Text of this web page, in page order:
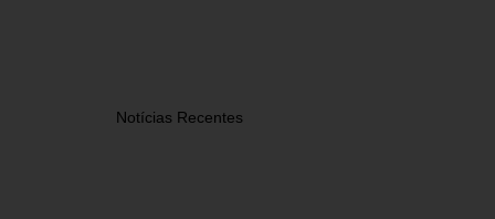
Notícias Recentes